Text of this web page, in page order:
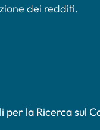
dei redditi.
per la Ricerca sul